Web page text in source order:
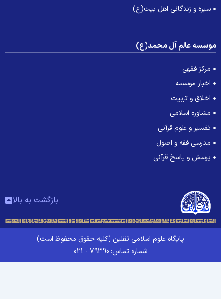
سیره و زندگانی اهل بیت(ع)
عالم آل محمد(ع)
مرکز فقهی
اخبار موسسه
اخلاق و تربیت
مشاوره اسلامی
تفسیر و علوم قرآنی
مدرسی فقه و اصول
پرسش و پاسخ قرآنی
بازگشت به بالا
پایگاه علوم اسلامی ثقلین (کلیه حقوق محفوظ است)
شماره تماس: 79390 - 021